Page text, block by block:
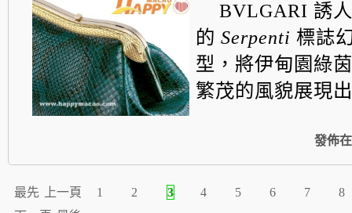
BVLGARI 誘人
的 Serpenti 標誌
型， 將伊甸園綠
繁茂的風貌展現
發佈在
最先 上一頁 1 2 3 4 5 6 7
8